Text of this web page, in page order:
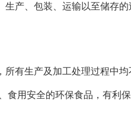
生产、包装、运输以至储存
所有生产及加工处理过程中
食用安全的环保食品，有利